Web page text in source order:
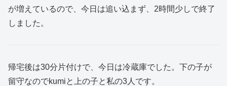
が増えているので、今日は追い込まず、2時間少しで終了
しました。
帰宅後は30分片付けで、今日は冷蔵庫でした。下の子が
留守なのでkumiと上の子と私の3人です。